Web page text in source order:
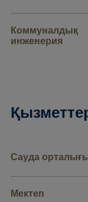
Коммуналдық
инженерия
Сауда
Мектеп